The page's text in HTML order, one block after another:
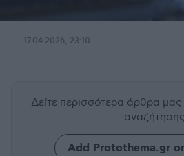
17.04.2026, 23:10
Δείτε περισσότερα άρθρα μας
αναζήτησης
Add Protothema.gr